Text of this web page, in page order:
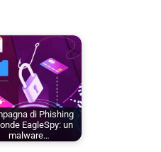
di Phishing
EagleSpy: un
malware…